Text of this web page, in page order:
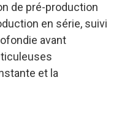
de pré-production
en série, suivi
avant
et la